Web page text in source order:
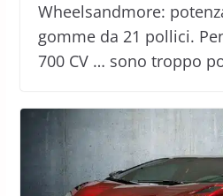
Wheelsandmore:
gomme da 21 pollici.
700 CV … sono troppo